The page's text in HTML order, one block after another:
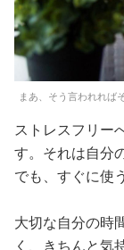
まあ、そう言われれば
ストレスフリー
す。それは自分
でも、すぐに使
大切な自分の時
く、きちんと気